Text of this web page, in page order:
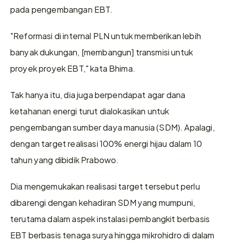
pada pengembangan EBT.
"Reformasi di internal PLN untuk memberikan lebih
banyak dukungan, [membangun] transmisi untuk
proyek proyek EBT," kata Bhima.
Tak hanya itu, dia juga berpendapat agar dana
ketahanan energi turut dialokasikan untuk
pengembangan sumber daya manusia (SDM). Apalagi,
dengan target realisasi 100% energi hijau dalam 10
tahun yang dibidik Prabowo.
Dia mengemukakan realisasi target tersebut perlu
dibarengi dengan kehadiran SDM yang mumpuni,
terutama dalam aspek instalasi pembangkit berbasis
EBT berbasis tenaga surya hingga mikrohidro di dalam